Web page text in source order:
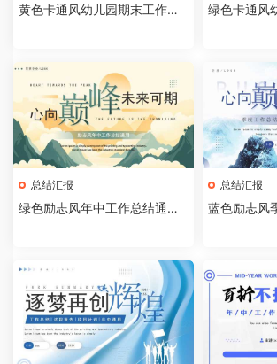
黄色卡通风幼儿园期末工作总
绿色卡通风
总结汇报
绿色励志风年中工作总结通用P
总结汇报
蓝色励志风